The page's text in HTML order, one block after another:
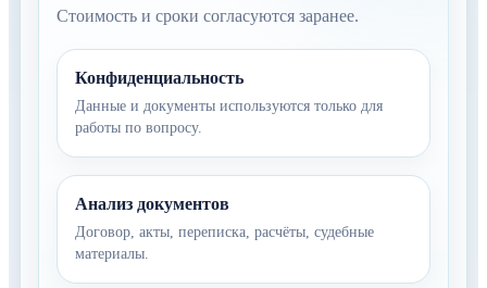
Стоимость и сроки согласуются заранее.
Конфиденциальность
Данные и документы используются только для
работы по вопросу.
Анализ документов
Договор, акты, переписка, расчёты, судебные
материалы.